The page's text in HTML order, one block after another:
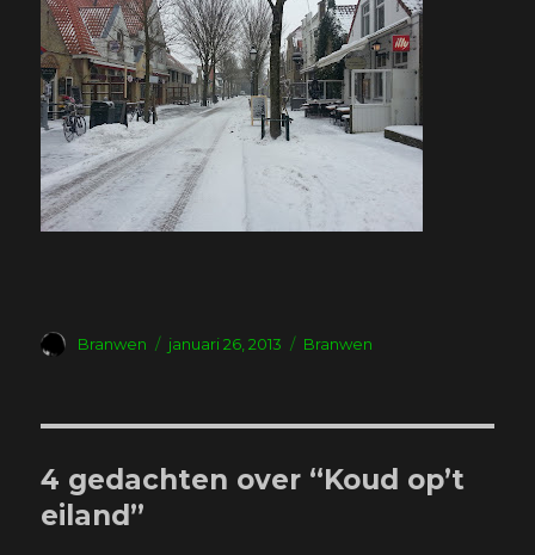
Auteur
Branwen
Geplaatst
januari 26, 2013 Tags
Branwen
4 gedachten over “Koud op’t
eiland”